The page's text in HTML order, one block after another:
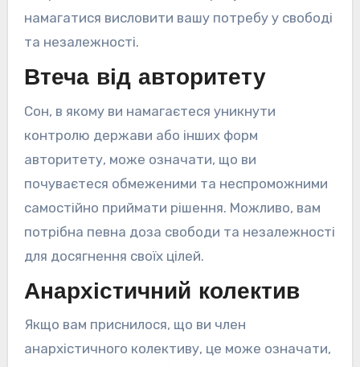
намагатися висловити вашу потребу у свободі
та незалежності.
Втеча від авторитету
Сон, в якому ви намагаєтеся уникнути
контролю держави або інших форм
авторитету, може означати, що ви
почуваєтеся обмеженими та неспроможними
самостійно приймати рішення. Можливо, вам
потрібна певна доза свободи та незалежності
для досягнення своїх цілей.
Анархістичний колектив
Якщо вам приснилося, що ви член
анархістичного колективу, це може означати,